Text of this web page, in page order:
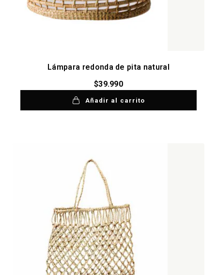
Lámpara redonda de pita natural
$39.990
Añadir al carrito